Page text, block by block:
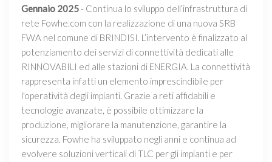
Gennaio 2025- Continua lo sviluppo dell’infrastruttura di
rete Fowhe.com con la realizzazione di una nuova SRB
FWA nel comune di BRINDISI. L’intervento è finalizzato al
potenziamento dei servizi di connettività dedicati alle
RINNOVABILI ed alle stazioni di ENERGIA. La connettività
rappresenta infatti un elemento imprescindibile per
l'operatività degli impianti. Grazie a reti affidabili e
tecnologie avanzate, è possibile ottimizzare la
produzione, migliorare la manutenzione, garantire la
sicurezza. Fowhe ha sviluppato negli anni e continua ad
evolvere soluzioni verticali di TLC per gli impianti e per